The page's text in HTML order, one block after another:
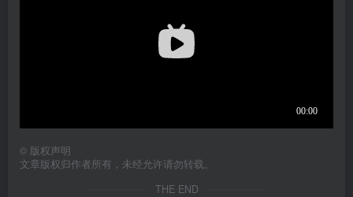
© 版权声明
文章版权归作者所有，未经允许请勿转载。
THE END